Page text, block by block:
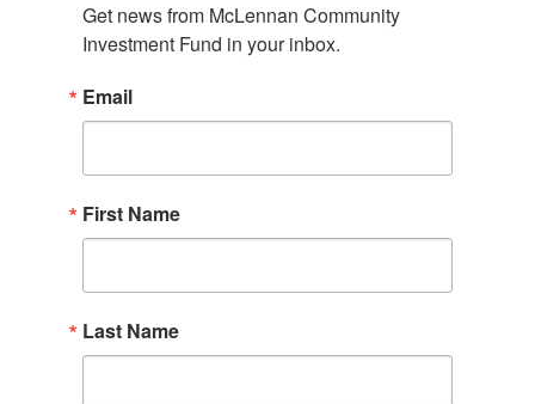
Get news from McLennan Community
Investment Fund in your inbox.
Email
First Name
Last Name